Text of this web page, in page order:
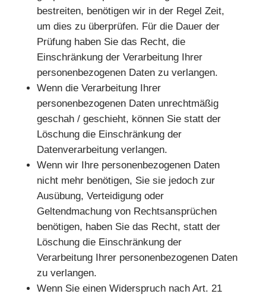
bestreiten, benötigen wir in der Regel Zeit,
um dies zu überprüfen. Für die Dauer der
Prüfung haben Sie das Recht, die
Einschränkung der Verarbeitung Ihrer
personenbezogenen Daten zu verlangen.
Wenn die Verarbeitung Ihrer
personenbezogenen Daten unrechtmäßig
geschah / geschieht, können Sie statt der
Löschung die Einschränkung der
Datenverarbeitung verlangen.
Wenn wir Ihre personenbezogenen Daten
nicht mehr benötigen, Sie sie jedoch zur
Ausübung, Verteidigung oder
Geltendmachung von Rechtsansprüchen
benötigen, haben Sie das Recht, statt der
Löschung die Einschränkung der
Verarbeitung Ihrer personenbezogenen Daten
zu verlangen.
Wenn Sie einen Widerspruch nach Art. 21